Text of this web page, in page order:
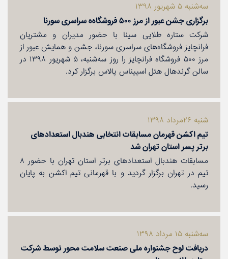
سه‌شنبه ۵ شهریور ۱۳۹۸
برگزاری جشن عبور از مرز ۵۰۰ فروشگاه‌ه سراسری سورنا
شركت ستاره طلایی سینا با حضور مدیران و مشتریان
فرانچایز فروشگاه‌های سراسری سورنا، جشن و همایش عبور از
مرز ۵۰۰ فروشگاه فرانچایز را روز سه‌شنبه، ۵ شهریور ۱۳۹۸ در
سالن گرند‌هال هتل اسپیناس پالاس برگزار كرد.
شنبه ۲۶مرداد ۱۳۹۸
تیم اكشن قهرمان مسابقات انتخابی هندبال استعدادهای
برتر پسر استان تهران شد
مسابقات هندبال استعدادهای برتر استان تهران با حضور ٨
تیم در تهران برگزار گردید و با قهرمانی تیم اكشن به پایان
رسید.
سه‌شنبه ۱۵ مرداد ۱۳۹۸
دریافت لوح جشنواره ملی صنعت سلامت محور توسط شركت